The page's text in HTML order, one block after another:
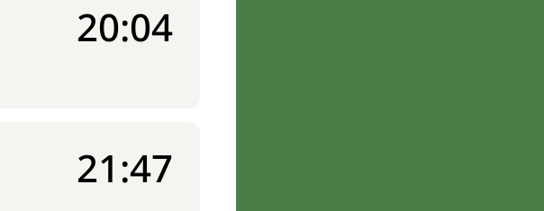
20:04
21:47